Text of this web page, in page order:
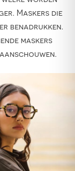
Maskers die
benadrukken.
maskers